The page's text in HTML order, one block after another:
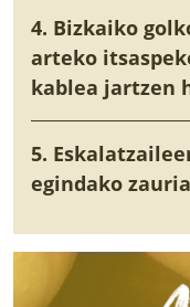
4. Bizkaiko
arteko
kablea jartzen
5.
egindako